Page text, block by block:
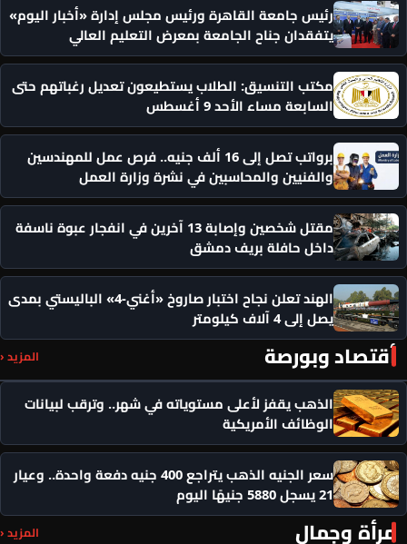
رئيس جامعة القاهرة ورئيس مجلس إدارة «أخبار اليوم»
يتفقدان جناح الجامعة بمعرض التعليم العالي
مكتب التنسيق: الطلاب يستطيعون تعديل رغباتهم حتى
السابعة مساء الأحد 9 أغسطس
برواتب تصل إلى 16 ألف جنيه.. فرص عمل للمهندسين
والفنيين والمحاسبين في نشرة وزارة العمل
مقتل شخصين وإصابة 13 آخرين في انفجار عبوة ناسفة
داخل حافلة بريف دمشق
الهند تعلن نجاح اختبار صاروخ «أغني-4» الباليستي بمدى
يصل إلى 4 آلاف كيلومتر
أقتصاد وبورصة المزيد ‹
الذهب يقفز لأعلى مستوياته في شهر.. وترقب لبيانات
الوظائف الأمريكية
سعر الجنيه الذهب يتراجع 400 جنيه دفعة واحدة.. وعيار
21 يسجل 5880 جنيهًا اليوم
مرأة وجمال المزيد ‹